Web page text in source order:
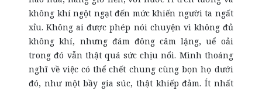
không khí ngột ngạt đến mức khiến người ta ngất
xỉu. Không ai được phép nói chuyện vì không đủ
không khí, nhưng đám đông câm lặng, uể oải
trong đó vẫn thật quá sức chịu nổi. Mình thoáng
nghĩ về việc có thể chết chung cùng bọn họ dưới
đó, như một bầy gia súc, thật khiếp đảm. Ít nhất